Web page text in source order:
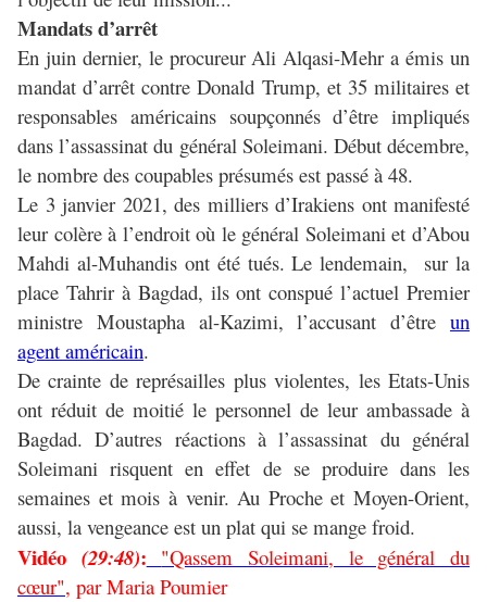
Mandats d’arrêt
En juin dernier, le procureurAli Alqasi-Mehr a émis un
mandat d’arrêt contre Donald Trump, et 35 militaires et
responsables américains soupçonnés d’être impliqués
dans l’assassinat du général Soleimani. Début décembre,
le nombre des coupables présumés est passé à 48.
Le 3 janvier 2021, des milliers d’Irakiens ont manifesté
leur colère à l’endroit où le général Soleimani et d’Abou
Mahdi al-Muhandis ont été tués. Le lendemain, sur la
place Tahrir à Bagdad, ils ont conspué l’actuel Premier
ministre Moustapha al-Kazimi, l’accusant d’être un
agent américain.
De crainte de représailles plus violentes, les Etats-Unis
ont réduit de moitié le personnel de leur ambassade à
Bagdad. D’autres réactions à l’assassinat du général
Soleimani risquent en effet de se produire dans les
semaines et mois à venir. Au Proche et Moyen-Orient,
aussi, la vengeance est un plat qui se mange froid.
Vidéo (29:48): "Qassem Soleimani, le général du
cœur", par Maria Poumier